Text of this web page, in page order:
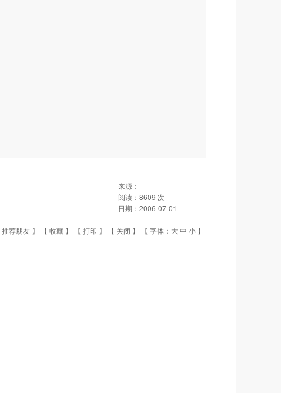
来源：
阅读： 8609 次
日期： 2006-07-01
推荐朋友 】 【 收藏 】 【 打印 】 【 关闭 】 【 字体： 大中 小 】